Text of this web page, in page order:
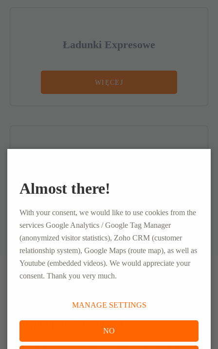
Ładunki Expresowe
WIĘCEJ
Jesteśmy szczególnie reprezentowani w
następujących sektorach
Jako wiodąca firma w sektorze transportu, oferujemy szeroki
Almost there!
With your consent, we would like to use cookies from the
services Google Analytics / Google Tag Manager
(anonymized visitor statistics), Zoho CRM (customer
relationship system), Google Maps (route map), as well as
Youtube (embedded videos). We would appreciate your
consent. Thank you very much.
MANAGE SETTINGS
NO